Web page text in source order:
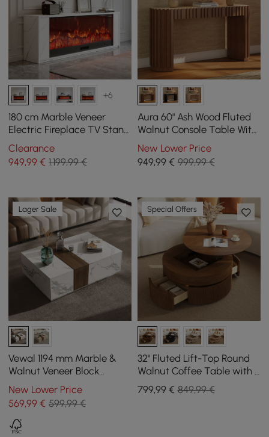
+6
180 cm Marble Veneer
Electric Fireplace TV Stand
with Remote Control
Clearance
949,99 € 1.199,99 €
Aura 60" Ash Wood Fluted
Walnut Console Table With
Sintered Stone Top
New Lower Price
949,99€ 999,99 €
Lager Sale
Vewal 1194 mm Marble &
Walnut Veneer Block
Coffee Table with 2
Drawers
New Lower Price
569,99 € 599,99 €
Special Offers
32" Fluted Lift-Top Round
Walnut Coffee Table with 2
Drawers
799,99€ 849,99 €